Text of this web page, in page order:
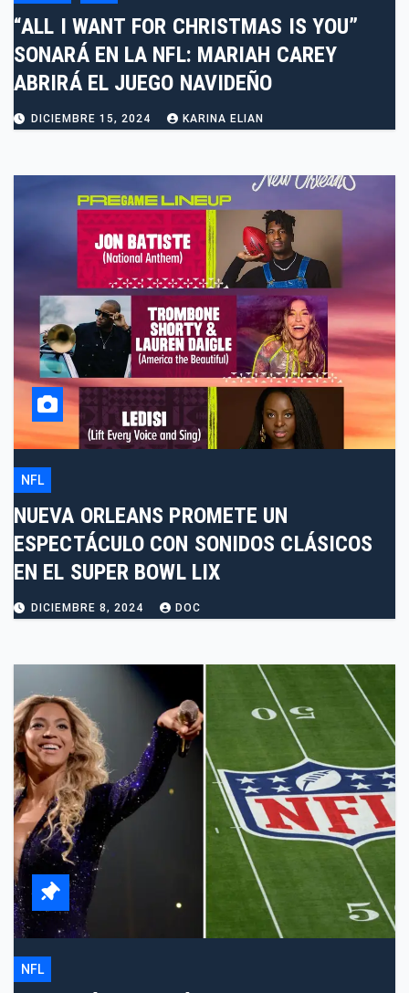
“ALL I WANT FOR CHRISTMAS IS YOU”
SONARÁ EN LA NFL: MARIAH CAREY
ABRIRÁ EL JUEGO NAVIDEÑO
DICIEMBRE 15, 2024 KARINA ELIAN
NFL
NUEVA ORLEANS PROMETE UN
ESPECTÁCULO CON SONIDOS CLÁSICOS
EN EL SUPER BOWL LIX
DICIEMBRE 8, 2024 DOC
NFL